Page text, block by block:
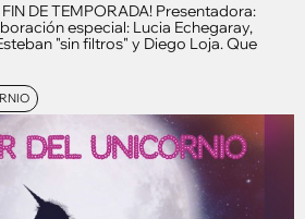
DE TEMPORADA! Presentadora:
especial: Lucia Echegaray,
"sin filtros" y Diego Loja. Que